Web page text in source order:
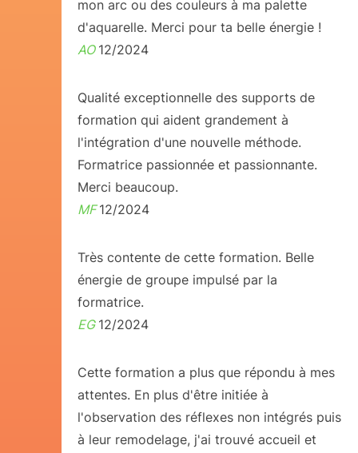
mon arc ou des couleurs à ma palette
d'aquarelle. Merci pour ta belle énergie !
AO 12/2024
Qualité exceptionnelle des supports de
formation qui aident grandement à
l'intégration d'une nouvelle méthode.
Formatrice passionnée et passionnante.
Merci beaucoup.
MF12/2024
Très contente de cette formation. Belle
énergie de groupe impulsé par la
formatrice.
EG 12/2024
Cette formation a plus que répondu à mes
attentes. En plus d'être initiée à
l'observation des réflexes non intégrés puis
à leur remodelage, j'ai trouvé accueil et